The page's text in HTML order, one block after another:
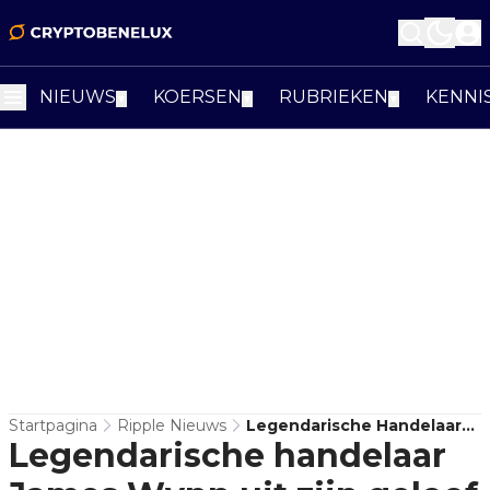
NIEUWS KOERSEN RUBRIEKEN
Startpagina Ripple Nieuws
Legendarische Handelaar
James Wynn Uit Zijn Geloof
In XRP: Revolutie Voor
Legendarische handelaar